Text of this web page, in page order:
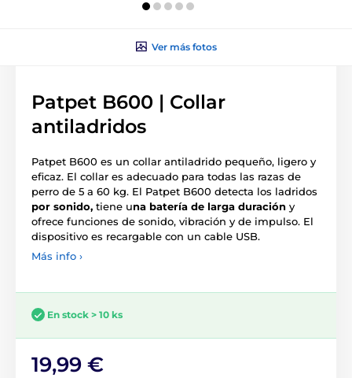
Ver más fotos
Patpet B600 | Collar
antiladridos
Patpet B600 es un collar antiladrido pequeño, ligero y
eficaz. El collar es adecuado para todas las razas de
perro de 5 a 60 kg. El Patpet B600 detecta los ladridos
por sonido, tiene una batería de larga duración y
ofrece funciones de sonido, vibración y de impulso. El
dispositivo es recargable con un cable USB.
Más info ›
En stock > 10 ks
19,99 €